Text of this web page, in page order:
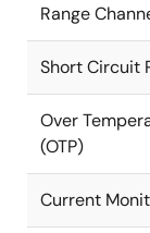
Range
Short Circuit
Over
(OTP)
Current